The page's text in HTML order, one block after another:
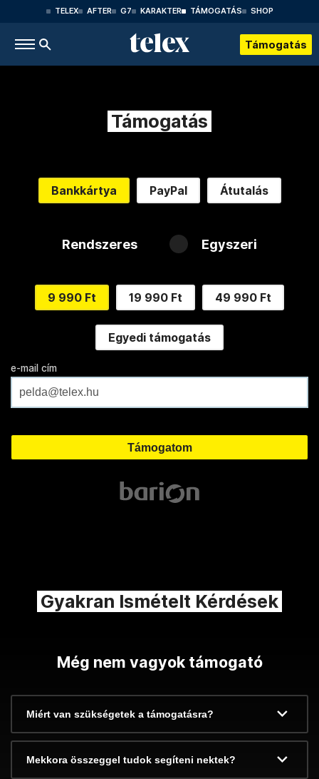
TELEX AFTER G7 KARAKTER TÁMOGATÁS SHOP
Támogatás
Támogatás
Bankkártya PayPal Átutalás
Rendszeres Egyszeri
9 990 Ft 19 990 Ft 49 990 Ft
Egyedi támogatás
e-mail cím
Gyakran Ismételt Kérdések
Még nem vagyok támogató
Miért van szükségetek a támogatásra?
Mekkora összeggel tudok segíteni nektek?